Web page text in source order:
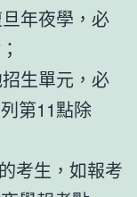
年夜學，必
生單元，必
第11點除
考生，如報考